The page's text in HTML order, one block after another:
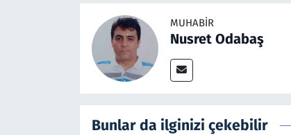
MUHABIR
Nusret Odabaş
Bunlar da ilginizi çekebilir